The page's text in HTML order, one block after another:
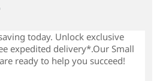
today. Unlock exclusive
expedited delivery*.Our Small
ready to help you succeed!